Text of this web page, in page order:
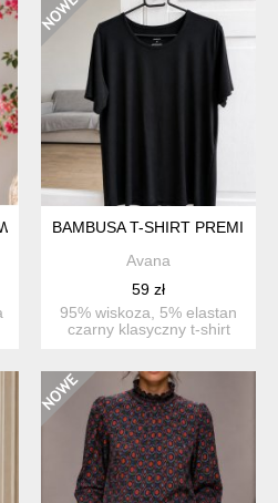
RĘKAWY
BAMBUSA T-SHIRT PREMIUM
Avana
59 zł
95% wiskoza, 5% elastan
czarny klasyczny t-shirt